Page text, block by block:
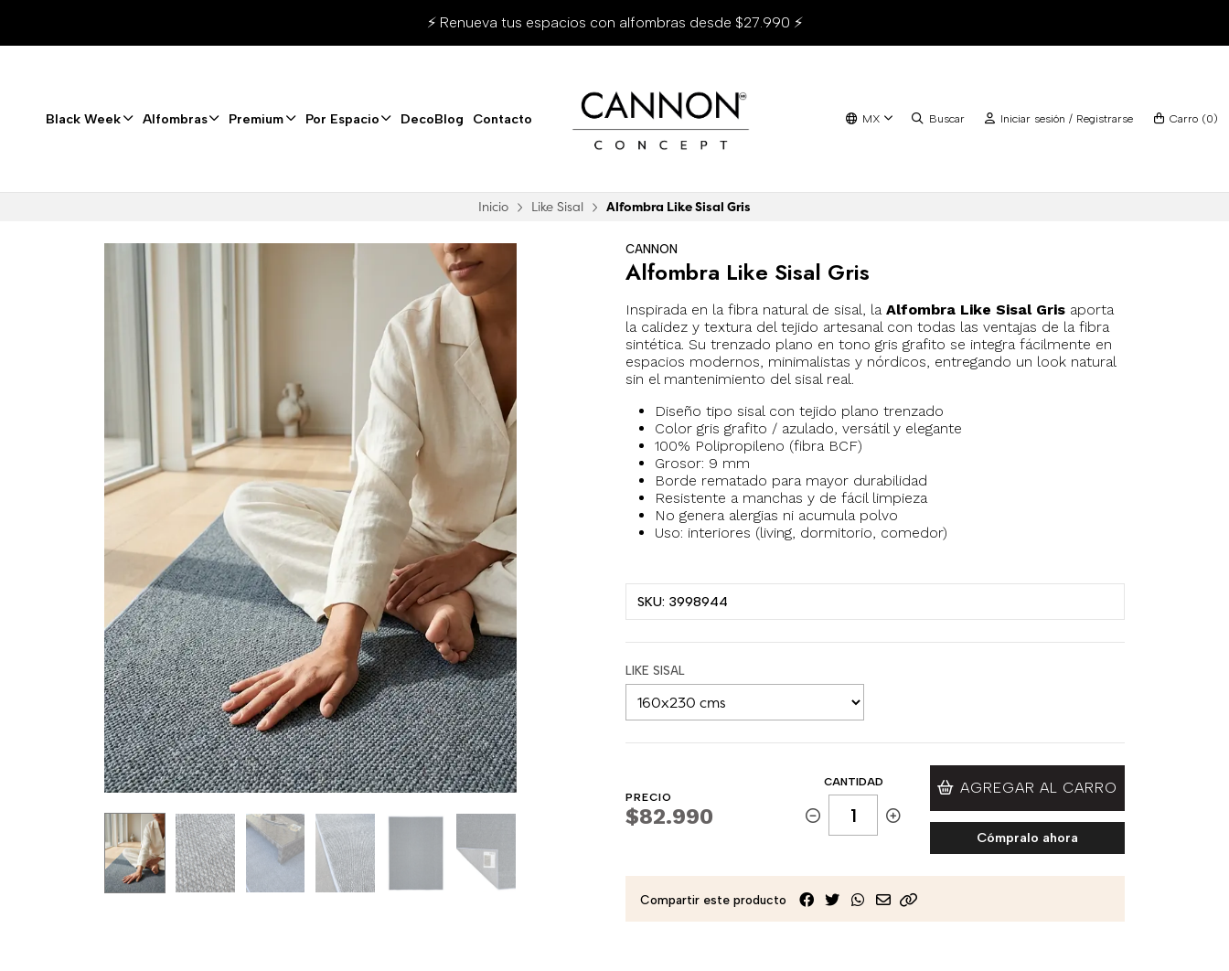
Black Week Alfombras Premium Por Espacio DecoBlog Contacto MX Buscar Iniciar sesión / Registrarse Carro (0)
⚡ Renueva tus espacios con alfombras desde $27.990 ⚡
Inicio Like Sisal Alfombra Like Sisal Gris
CANNON
Alfombra Like Sisal Gris
Inspirada en la fibra natural de sisal, la Alfombra Like Sisal Gris aporta
la calidez y textura del tejido artesanal con todas las ventajas de la fibra
sintética. Su trenzado plano en tono gris grafito se integra fácilmente en
espacios modernos, minimalistas y nórdicos, entregando un look natural
sin el mantenimiento del sisal real.
Diseño tipo sisal con tejido plano trenzado
Color gris grafito / azulado, versátil y elegante
100% Polipropileno (fibra BCF)
Grosor: 9 mm
Borde rematado para mayor durabilidad
Resistente a manchas y de fácil limpieza
No genera alergias ni acumula polvo
Uso: interiores (living, dormitorio, comedor)
SKU: 3998944
LIKE SISAL
PRECIO
$82.990
CANTIDAD AGREGAR AL CARRO
Cómpralo ahora
Compartir este producto